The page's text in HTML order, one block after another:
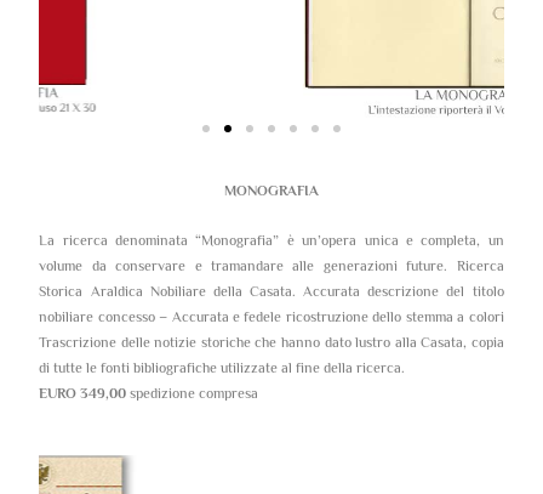
MONOGRAFIA
La ricerca denominata “Monografia” è un’opera unica e completa, un
volume da conservare e tramandare alle generazioni future. Ricerca
Storica Araldica Nobiliare della Casata. Accurata descrizione del titolo
nobiliare concesso – Accurata e fedele ricostruzione dello stemma a colori
Trascrizione delle notizie storiche che hanno dato lustro alla Casata, copia
di tutte le fonti bibliografiche utilizzate al fine della ricerca.
EURO 349,00 spedizione compresa